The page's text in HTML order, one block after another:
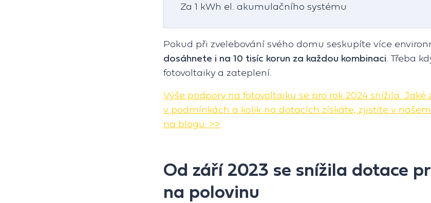
Za 1 kWh el. akumulačního systému
Pokud při zvelebování svého domu seskupíte více
dosáhnete i na 10 tisíc korun za každou kombinaci . Třeba
fotovoltaiky a zateplení.
Výše podpory na fotovoltaiku se pro rok 2024 snížila. Jaké
v podmínkách a kolik na dotacích získáte, zjistíte v
na blogu. >>
Od září 2023 se snížila dotace
na polovinu